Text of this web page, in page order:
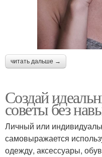
читать дальше →
Создай
советы без
Личный или
самовыражается
одежду, аксессуары,